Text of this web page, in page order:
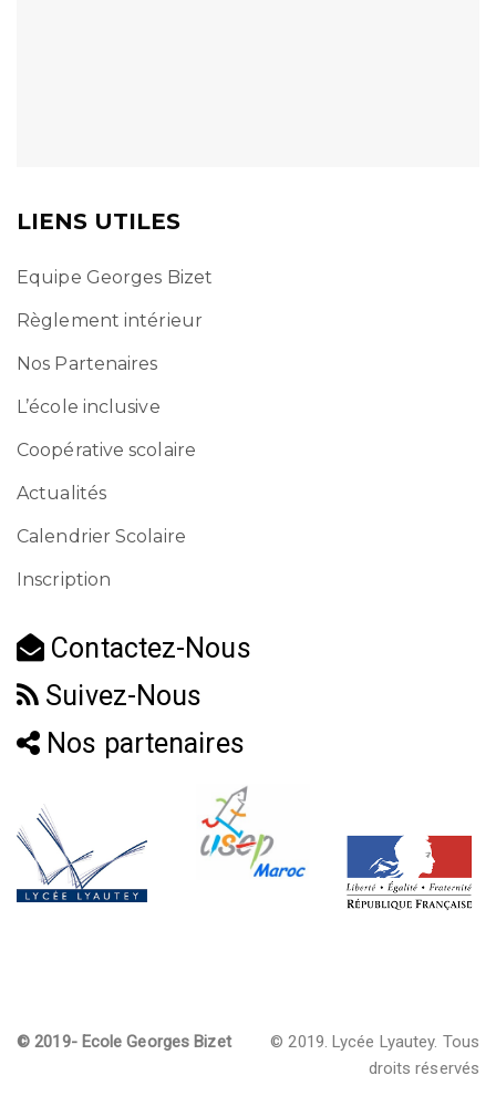
LIENS UTILES
Equipe Georges Bizet
Règlement intérieur
Nos Partenaires
L’école inclusive
Coopérative scolaire
Actualités
Calendrier Scolaire
Inscription
Contactez-Nous
Suivez-Nous
Nos partenaires
© 2019- Ecole Georges Bizet
© 2019. Lycée Lyautey. Tous
droits réservés